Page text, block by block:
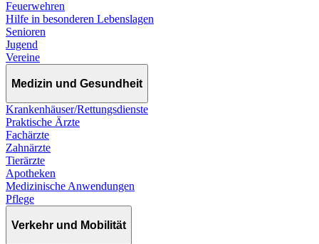
Feuerwehren
Hilfe in besonderen Lebenslagen
Senioren
Jugend
Vereine
Medizin und Gesundheit
Krankenhäuser/Rettungsdienste
Praktische Ärzte
Fachärzte
Zahnärzte
Tierärzte
Apotheken
Medizinische Anwendungen
Pflege
Verkehr und Mobilität